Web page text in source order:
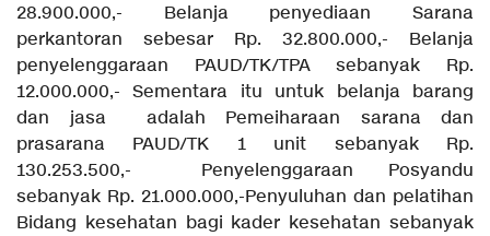
28.900.000,- Belanja penyediaan Sarana
perkantoran sebesar Rp. 32.800.000,- Belanja
penyelenggaraan PAUD/TK/TPA sebanyak Rp.
12.000.000,- Sementara itu untuk belanja barang
dan jasa adalah Pemeiharaan sarana dan
prasarana PAUD/TK 1 unit sebanyak Rp.
130.253.500,- Penyelenggaraan Posyandu
sebanyak Rp. 21.000.000,-Penyuluhan dan pelatihan
Bidang kesehatan bagi kader kesehatan sebanyak